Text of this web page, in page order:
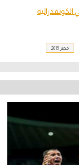
مصر 2019